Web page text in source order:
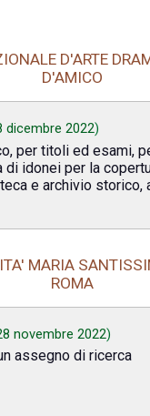
D'ARTE
D'AMICO
dicembre 2022)
per titoli ed esami,
di idonei per la
e archivio storico,
MARIA
ROMA
novembre 2022)
assegno di ricerca